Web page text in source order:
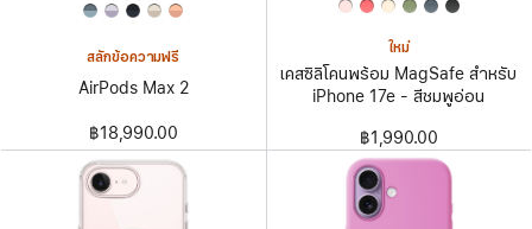
สลักข้อความฟรี
AirPods Max 2
฿18,990.00
ใหม่
เคสซิลิโคนพร้อม MagSafe สำหรับ
iPhone 17e - สีชมพูอ่อน
฿1,990.00